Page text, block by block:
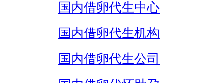
国内借卵代生中心
国内借卵代生机构
国内借卵代生公司